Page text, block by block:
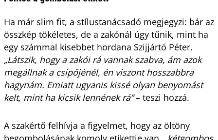
Ha már slim fit, a stílustanácsadó megjegyzi: bár az
összkép tökéletes, de a zakónál úgy tűnik, mint ha
egy számmal kisebbet hordana Szijjártó Péter.
„Látszik, hogy a zakói rá vannak szabva, ám azok
megállnak a csípőjénél, én viszont hosszabbra
hagynám. Emiatt ugyanis kissé olyan benyomást
kelt, mint ha kicsik lennének rá”– teszi hozzá.
A szakértő felhívja a figyelmet, hogy az öltöny